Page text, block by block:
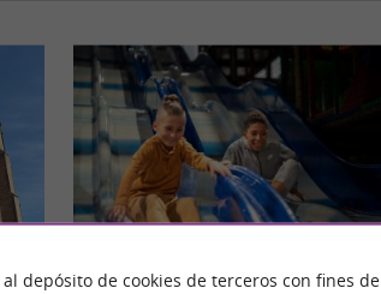
depósito de cookies de terceros con fines de